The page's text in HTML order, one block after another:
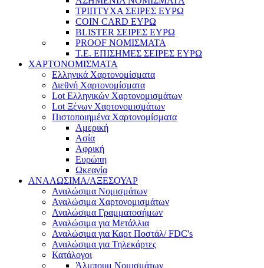
ΤΡΙΠΤΥΧΑ ΣΕΙΡΕΣ ΕΥΡΩ
COIN CARD ΕΥΡΩ
BLISTER ΣΕΙΡΕΣ ΕΥΡΩ
PROOF ΝΟΜΙΣΜΑΤΑ
Τ.Ε. ΕΠΙΣΗΜΕΣ ΣΕΙΡΕΣ ΕΥΡΩ
ΧΑΡΤΟΝΟΜΙΣΜΑΤΑ
Eλληνικά Χαρτονομίσματα
Διεθνή Χαρτονομίσματα
Lot Ελληνικών Χαρτονομισμάτων
Lot Ξένων Χαρτονομισμάτων
Πιστοποιημένα Χαρτονομίσματα
Αμερική
Ασία
Αφρική
Ευρώπη
Ωκεανία
ΑΝΑΛΩΣΙΜΑ/ΑΞΕΣΟΥΑΡ
Αναλώσιμα Νομισμάτων
Αναλώσιμα Χαρτονομισμάτων
Αναλώσιμα Γραμματοσήμων
Αναλώσιμα για Μετάλλια
Αναλώσιμα για Καρτ Ποστάλ/ FDC's
Αναλώσιμα για Τηλεκάρτες
Κατάλογοι
Άλμπουμ Νομισμάτων